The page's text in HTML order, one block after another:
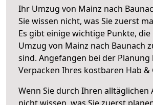
Ihr Umzug von Mainz nach
Sie wissen nicht, was Sie zuerst
Es gibt einige wichtige Punkte, die
Umzug von Mainz nach Baunach
sind. Angefangen bei der Planung
Verpacken Ihres kostbaren Hab &
Wenn Sie durch Ihren alltäglichen